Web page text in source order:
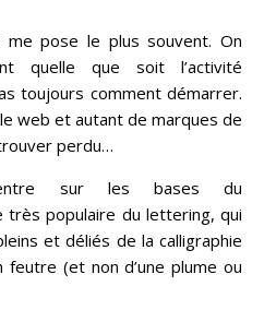
me pose le plus souvent. On
quelle que soit l’activité
toujours comment démarrer.
web et autant de marques de
perdu…
sur les bases du
très populaire du lettering, qui
et déliés de la calligraphie
feutre (et non d’une plume ou